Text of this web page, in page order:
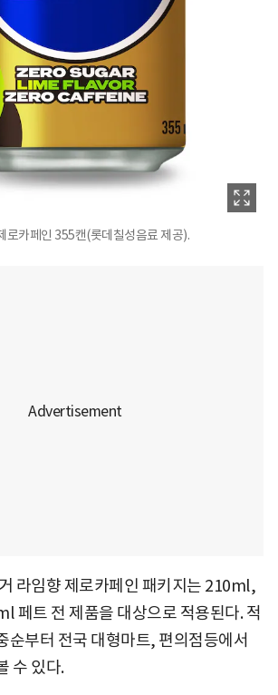
로카페인 355캔(롯데칠성음료 제공).
라임향 제로카페인 패키지는 210ml,
페트 전 제품을 대상으로 적용된다. 적
순부터 전국 대형마트, 편의점등에서
수 있다.